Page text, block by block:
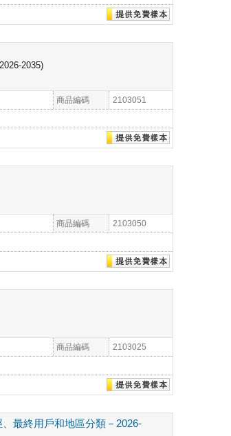
2035)
商品編碼 2103051
商品編碼 2103050
商品編碼 2103025
最終用戶和地區分類－2026-